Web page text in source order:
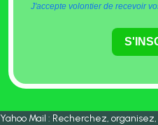
J'accepte volontier de recevoir
Yahoo Mail : Recherchez,